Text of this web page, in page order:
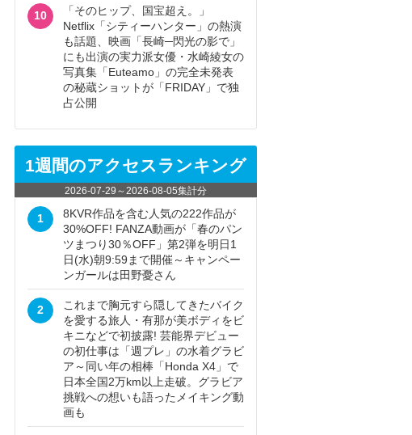
10
「そのヒップ、国宝超え。」
Netflix「シティーハンター」の熱演
も話題、映画「長崎─閃光の影で」
にも出演の実力派女優・水崎綾女の
写真集「Euteamo」の完全未発表
の秘蔵ショットが「FRIDAY」で独
占公開
1週間のアクセスランキング
2026-07-29 ～2026-08-05集計分
1
8KVR作品を含む人気の222作品が
30%OFF! FANZA動画が「春のパン
ツまつり30％OFF」第2弾を明日1
日(水)朝9:59まで開催～キャンペー
ンガールは田野憂さん
2
これまで胸元すら隠してきたバイク
を愛する旅人・有那が美ボディをビ
キニなどで初披露! 芸能界デビュー
の初仕事は「週プレ」の水着グラビ
ア～同い年の相棒「Honda X4」で
日本全国2万km以上走破。グラビア
挑戦への想いも語ったメイキング動
画も